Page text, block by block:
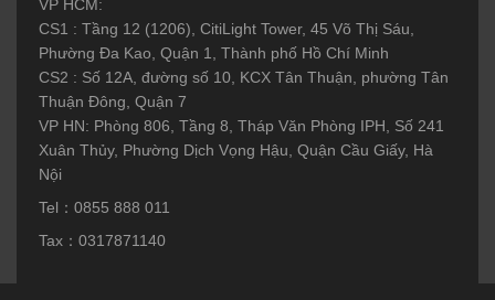
VP HCM:
CS1 : Tầng 12 (1206), CitiLight Tower, 45 Võ Thị Sáu,
Phường Đa Kao, Quận 1, Thành phố Hồ Chí Minh
CS2 : Số 12A, đường số 10, KCX Tân Thuận, phường Tân
Thuận Đông, Quận 7
VP HN: Phòng 806, Tầng 8, Tháp Văn Phòng IPH, Số 241
Xuân Thủy, Phường Dịch Vọng Hậu, Quận Cầu Giấy, Hà
Nội
Tel：0855 888 011
Tax：0317871140